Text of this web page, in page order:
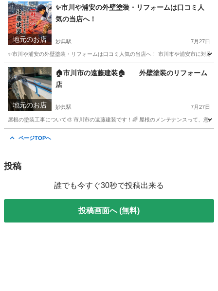
千葉 市川市 妙典駅 その他 防水工事
地元のお店
✨市川や浦安の外壁塗装・リフォームは口コミ人
気の当店へ！
妙典駅 7月27日
✨市川や浦安の外壁塗装・リフォームは口コミ人気の当店へ！ 市川市や浦安市に対
千葉 市川市 妙典駅 リフォーム 外壁塗装
地元のお店
🏠市川市の遠藤建装🏠 外壁塗装のリフォーム
店
妙典駅 7月27日
屋根の塗装工事について🎨 市川市の遠藤建装です！🌈 屋根のメンテナンスって、意
ページTOPへ
投稿
誰でも今すぐ30秒で投稿出来る
投稿画面へ (無料)